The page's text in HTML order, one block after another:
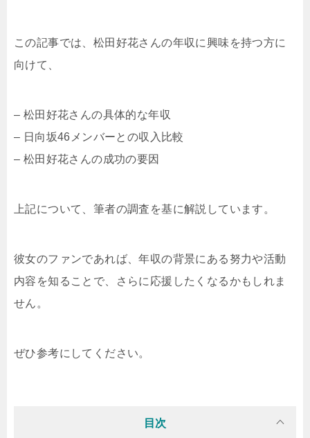
この記事では、松田好花さんの年収に興味を持つ方に
向けて、
– 松田好花さんの具体的な年収
– 日向坂46メンバーとの収入比較
– 松田好花さんの成功の要因
上記について、筆者の調査を基に解説しています。
彼女のファンであれば、年収の背景にある努力や活動
内容を知ることで、さらに応援したくなるかもしれま
せん。
ぜひ参考にしてください。
目次